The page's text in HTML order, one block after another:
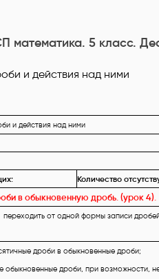
математика. 5 класс.
и действия над ними
Количество
в обыкновенную дробь. (урок 4).
от одной формы записи
дроби в обыкновенные дроби;
обыкновенные дроби, при возможности,